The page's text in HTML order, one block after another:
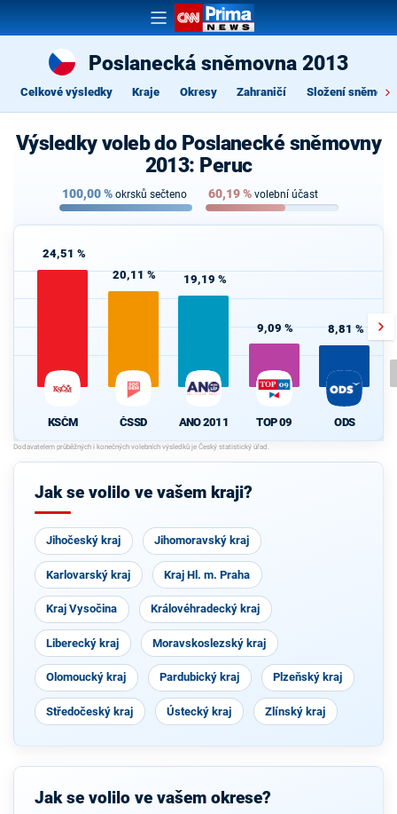
Poslanecká sněmovna 2013
Celkové výsledky Kraje Okresy Zahraničí Složení
Výsledky voleb do Poslanecké sněmovny
2013: Peruc
100,00% okrsků sečteno 60,19% volební účast
24,51 %
KSČM
20,11 %
ČSSD
19,19 %
ANO 2011
9,09 %
TOP 09
8,81 %
ODS
Jak se volilo ve vašem kraji?
Jihočeský kraj Jihomoravský kraj
Karlovarský kraj Kraj Hl. m. Praha
Kraj Vysočina Královéhradecký kraj
Liberecký kraj Moravskoslezský kraj
Olomoucký kraj Pardubický kraj Plzeňský kraj
Středočeský kraj Ústecký kraj Zlínský kraj
Jak se volilo ve vašem okrese?